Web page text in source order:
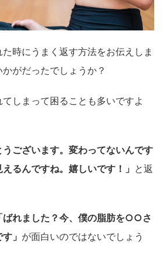
た時にうまく返す方法をお伝えしま
がだったでしょうか？
しまって困ることも多いですよ
うございます。変わってないんです
るんですね。嬉しいです！」 と返
ばれました？今、僕の脂肪を○○さ
」 が面白いのではないでしょう